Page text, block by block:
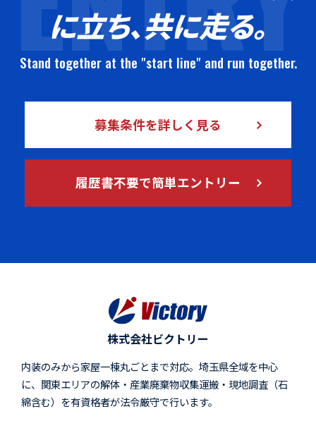
に立ち、共に走る。
Stand together at the "start line" and run together.
募集条件を詳しく見る
履歴書不要で簡単エントリー
株式会社ビクトリー
内装のみから家屋一棟丸ごとまで対応。埼玉県全域を中心
に、関東エリアの解体・産業廃棄物収集運搬・現地調査（石
綿含む）を有資格者が法令厳守で行います。